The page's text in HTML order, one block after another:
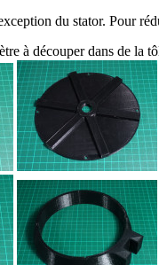
du stator. Pour
à découper dans de la